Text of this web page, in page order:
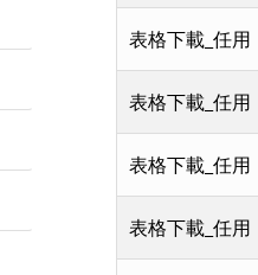
表格下載_任用
表格下載_任用
表格下載_任用
表格下載_任用